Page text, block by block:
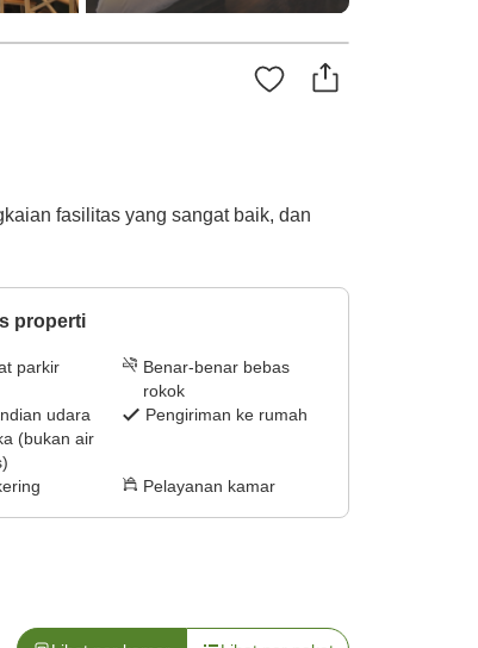
fasilitas yang sangat baik, dan
properti
parkir
Benar-benar bebas
rokok
udara
(bukan air
Pengiriman ke rumah
Pelayanan kamar